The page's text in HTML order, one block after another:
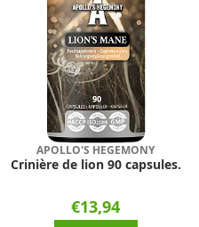
APOLLO'S HEGEMONY
Crinière de lion 90 capsules.
€13,94